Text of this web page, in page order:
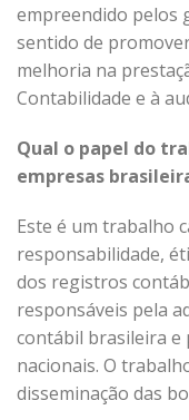
empreendido pelos
sentido de
melhoria na
Contabilidade e à
Qual o papel do
empresas
Este é um trabalho
responsabilidade,
dos registros
responsáveis pela
contábil brasileira e
nacionais. O
disseminação das